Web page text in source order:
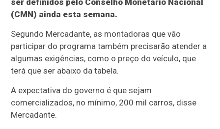
ser definidos pelo Conselho Monetário Nacional
(CMN) ainda esta semana.
Segundo Mercadante, as montadoras que vão
participar do programa também precisarão atender a
algumas exigências, como o preço do veículo, que
terá que ser abaixo da tabela.
A expectativa do governo é que sejam
comercializados, no mínimo, 200 mil carros, disse
Mercadante.